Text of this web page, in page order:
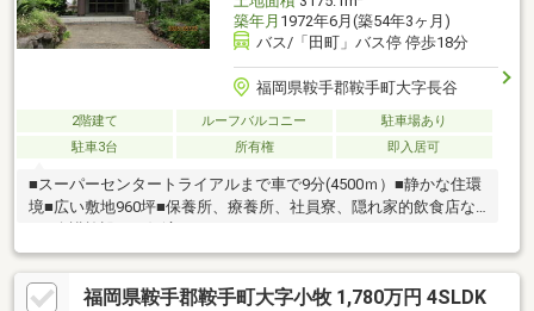
築年月 1972年6月(築54年3ヶ月)
バス/「田町」バス停 停歩18分
福岡県鞍手郡鞍手町大字長谷
2階建て ルーフバルコニー
駐車場あり
駐車3台
所有権 即入居可
■スーパーセンタートライアルまで車で9分(4500ｍ）■静かな住環
境■広い敷地960坪■保養所、療養所、社員寮、隠れ家的飲食店な
福岡県鞍手郡鞍手町大字小牧 1,780万円 4SLDK